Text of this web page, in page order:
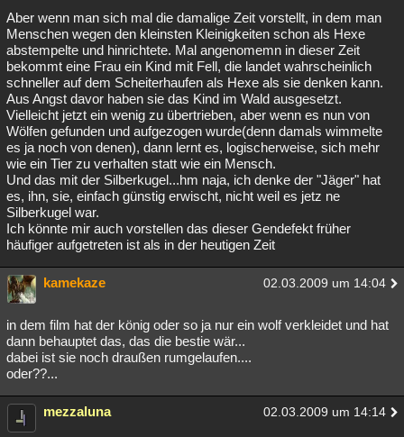
Astronomie Helpdesk Gruppen Gaming Filme
Musik Clash Verbesserungen Allmystery English
Übersichten
Besucht Teilgenommen Alle Neue Geschlossen
Lesenswert Schlüsselwörter
Aber wenn man sich mal die damalige Zeit vorstellt, in dem man
Menschen wegen den kleinsten Kleinigkeiten schon als Hexe
abstempelte und hinrichtete. Mal angenomemn in dieser Zeit
bekommt eine Frau ein Kind mit Fell, die landet wahrscheinlich
schneller auf dem Scheiterhaufen als Hexe als sie denken kann.
Aus Angst davor haben sie das Kind im Wald ausgesetzt.
Vielleicht jetzt ein wenig zu übertrieben, aber wenn es nun von
Wölfen gefunden und aufgezogen wurde(denn damals wimmelte
es ja noch von denen), dann lernt es, logischerweise, sich mehr
wie ein Tier zu verhalten statt wie ein Mensch.
Und das mit der Silberkugel...hm naja, ich denke der "Jäger" hat
es, ihn, sie, einfach günstig erwischt, nicht weil es jetz ne
Silberkugel war.
Ich könnte mir auch vorstellen das dieser Gendefekt früher
häufiger aufgetreten ist als in der heutigen Zeit
kamekaze 02.03.2009 um 14:04
in dem film hat der könig oder so ja nur ein wolf verkleidet und hat
dann behauptet das, das die bestie wär...
dabei ist sie noch draußen rumgelaufen....
oder??...
mezzaluna 02.03.2009 um 14:14